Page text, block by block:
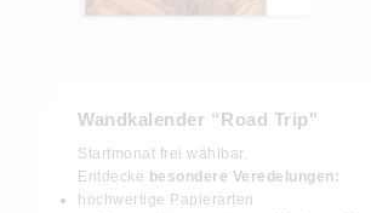
Wandkalender “Road Trip"
Startmonat frei wählbar.
Entdecke besondere Veredelungen:
hochwertige Papierarten